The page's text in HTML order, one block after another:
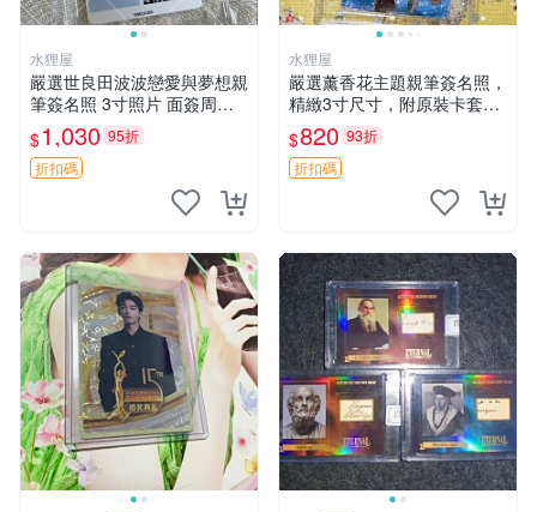
水狸屋
嚴選世良田波波戀愛與夢想親
筆簽名照 3寸照片 面簽周邊
照片卡磚
$1,030 95折
折扣碼
水狸屋
嚴選薰香花主題親筆簽名照，
精緻3寸尺寸，附原裝卡套。
收藏級品相，值得珍藏。 薰
香花 花卉 照片
$820 93折
折扣碼